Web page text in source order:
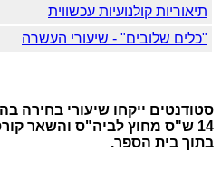
תיאוריות קולנועיות עכשווית
"כלים שלובים" - שיעורי העשרה
14 ש"ס מחוץ לביה"ס והשאר
בתוך בית הספר.